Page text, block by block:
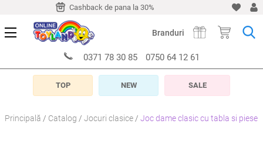
Cashback de pana la 30% Livrare timp de 5-10
Branduri
0371 78 30 85 0750 64 12 61
TOP NEW SALE
Principală Catalog Jocuri clasice Joc dame clasic cu tabla si piese